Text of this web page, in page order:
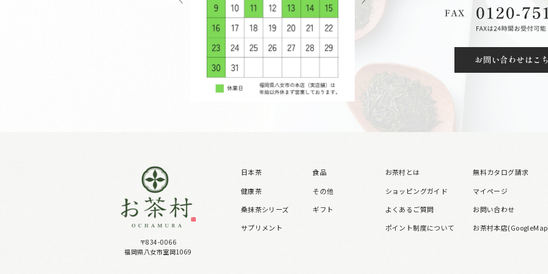
お問い合わせはこ
〒834-0066
福岡県八女市室岡1069
日本茶
健康茶
桑抹茶シリーズ
サプリメント
食品
その他
ギフト
お茶村とは
ショッピングガイド
よくあるご質問
ポイント制度について
無料カタログ請求
マイページ
お問い合わせ
お茶村本店